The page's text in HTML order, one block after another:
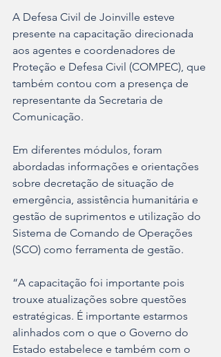
A Defesa Civil de Joinville esteve
presente na capacitação direcionada
aos agentes e coordenadores de
Proteção e Defesa Civil (COMPEC), que
também contou com a presença de
representante da Secretaria de
Comunicação.
Em diferentes módulos, foram
abordadas informações e orientações
sobre decretação de situação de
emergência, assistência humanitária e
gestão de suprimentos e utilização do
Sistema de Comando de Operações
(SCO) como ferramenta de gestão.
“A capacitação foi importante pois
trouxe atualizações sobre questões
estratégicas. É importante estarmos
alinhados com o que o Governo do
Estado estabelece e também com o